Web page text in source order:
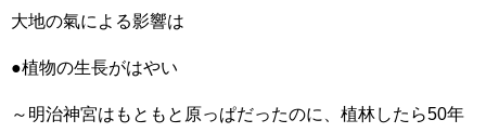
大地の氣による影響は
●植物の生長がはやい
～明治神宮はもともと原っぱだったのに、植林したら50年